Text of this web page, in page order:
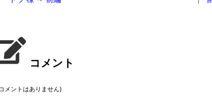
コメント
メントはありません)